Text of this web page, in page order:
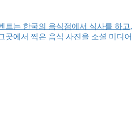
트는 한국의 음식점에서 식사를 하고,
곳에서 찍은 음식 사진을 소셜 미디어